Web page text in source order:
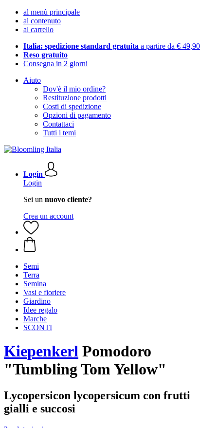
al menù principale
al contenuto
al carrello
Italia: spedizione standard gratuita a partire da € 49,90
Reso gratuito
Consegna in 2 giorni
Aiuto
Dov'è il mio ordine?
Restituzione prodotti
Costi di spedizione
Opzioni di pagamento
Contattaci
Tutti i temi
Login
Login
Sei un nuovo cliente?
Crea un account
Semi
Terra
Semina
Vasi e fioriere
Giardino
Idee regalo
Marche
SCONTI
Kiepenkerl Pomodoro
"Tumbling Tom Yellow"
Lycopersicon lycopersicum con frutti
gialli e succosi